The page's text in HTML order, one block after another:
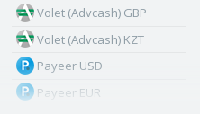
Volet (Advcash) GBP
Volet (Advcash) KZT
Payeer USD
Payeer EUR